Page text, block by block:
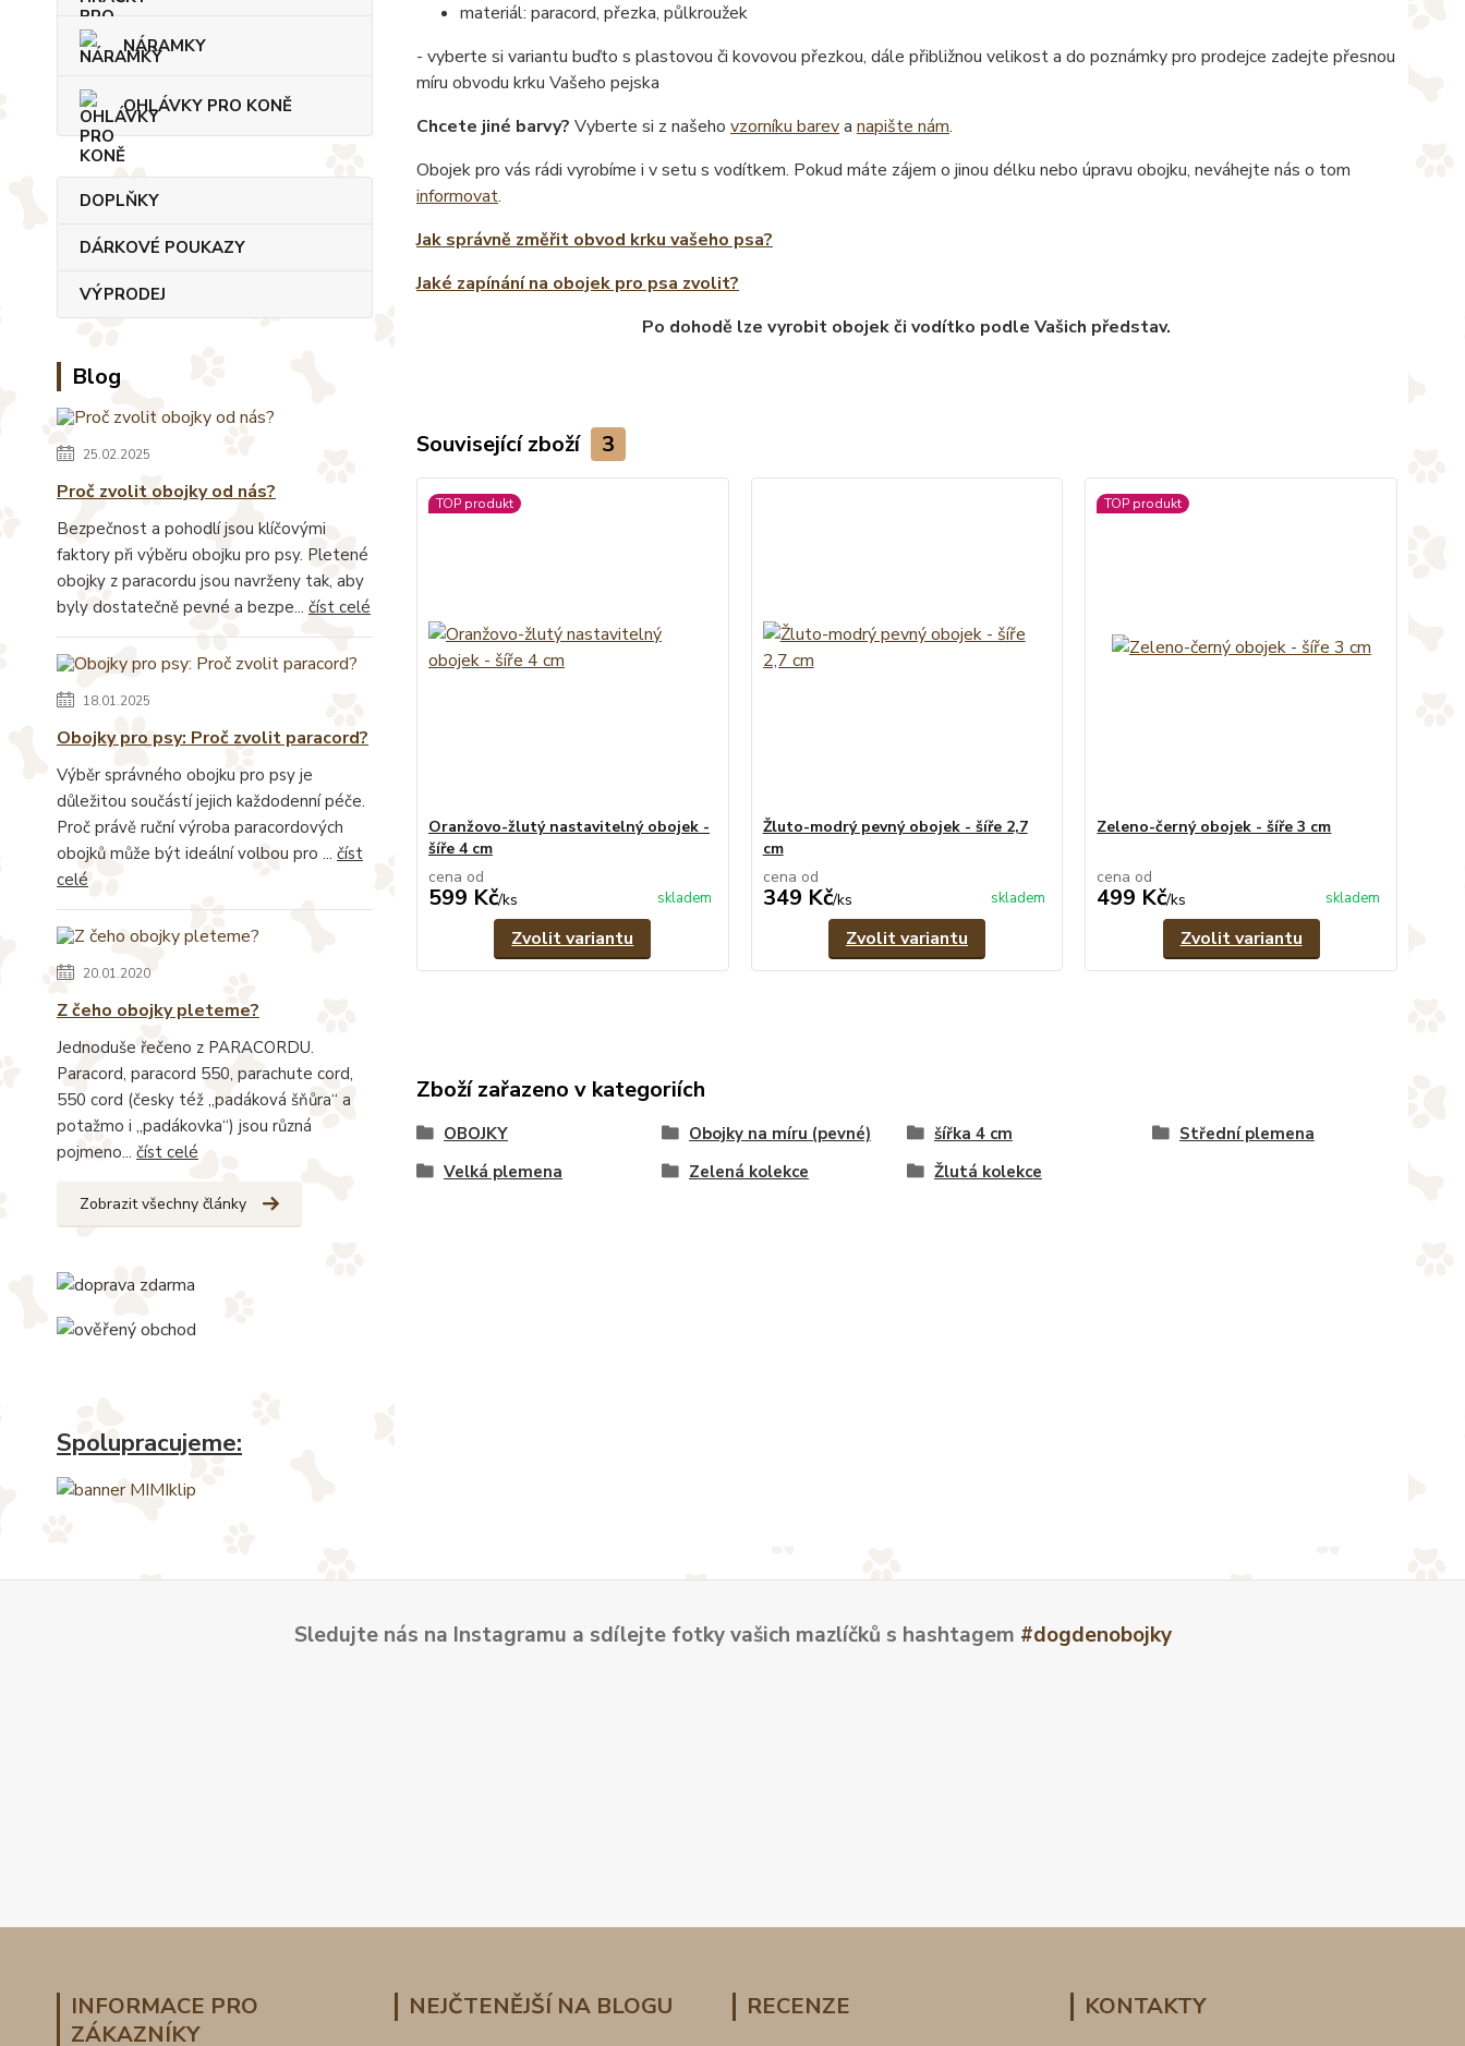
NÁRAMKY
OHLÁVKY PRO KONĚ
DOPLŇKY
DÁRKOVÉ POUKAZY
VÝPRODEJ
Blog
25.02.2025
Proč zvolit obojky od nás?
Bezpečnost a pohodlí jsou klíčovými
faktory při výběru obojku pro psy. Pletené
obojky z paracordu jsou navrženy tak, aby
byly dostatečně pevné a bezpe... číst celé
18.01.2025
Obojky pro psy: Proč zvolit paracord?
Výběr správného obojku pro psy je
důležitou součástí jejich každodenní péče.
Proč právě ruční výroba paracordových
obojků může být ideální volbou pro ... číst
celé
20.01.2020
Z čeho obojky pleteme?
Jednoduše řečeno z PARACORDU.
Paracord, paracord 550, parachute cord,
550 cord (česky též „padáková šňůra“ a
potažmo i „padákovka“) jsou různá
pojmeno... číst celé
Zobrazit všechny články
Spolupracujeme:
materiál: paracord, přezka, půlkroužek
- vyberte si variantu buďto s plastovou či kovovou přezkou, dále přibližnou velikost a do poznámky pro prodejce zadejte přesnou
míru obvodu krku Vašeho pejska
Chcete jiné barvy? Vyberte si z našeho vzorníku bareva napište nám.
Obojek pro vás rádi vyrobíme i v setu s vodítkem. Pokud máte zájem o jinou délku nebo úpravu obojku, neváhejte nás o tom
informovat.
Jak správně změřit obvod krku vašeho psa?
Jaké zapínání na obojek pro psa zvolit?
Po dohodě lze vyrobit obojek či vodítko podle Vašich představ.
Související zboží 3
TOP produkt
Oranžovo-žlutý nastavitelný obojek -
šíře 4 cm
cena od
599 Kč/ks skladem
Zvolit variantu
Žluto-modrý pevný obojek - šíře 2,7
cm
cena od
349 Kč/ks skladem
Zvolit variantu
TOP produkt
Zeleno-černý obojek - šíře 3 cm
cena od
499 Kč/ks skladem
Zvolit variantu
Zboží zařazeno v kategoriích
OBOJKY Obojky na míru (pevné) šířka 4 cm
Střední plemena
Velká plemena
Zelená kolekce Žlutá kolekce
Sledujte nás na Instagramu a sdílejte fotky vašich mazlíčků s hashtagem #dogdenobojky
INFORMACE PRO
ZÁKAZNÍKY
NEJČTENĚJŠÍ NA BLOGU RECENZE KONTAKTY